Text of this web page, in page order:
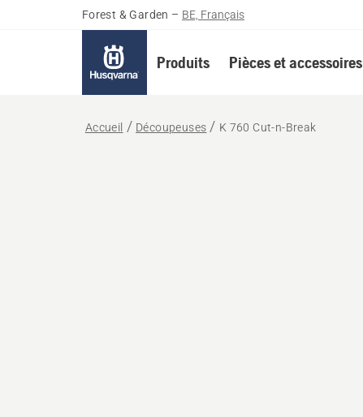
Forest & Garden – BE, Français
Produits Pièces et accessoires
Accueil Découpeuses K 760 Cut-n-Break